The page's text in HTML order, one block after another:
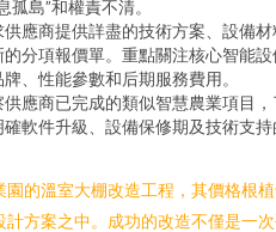
島”和權責不清。
供應商提供詳盡的技術方案、設備
分項報價單。重點關注核心智能設
、性能參數和后期服務費用。
供應商已完成的類似智慧農業項目
軟件升級、設備保修期及技術支持
的溫室大棚改造工程，其價格根
方案之中。成功的改造不僅是一